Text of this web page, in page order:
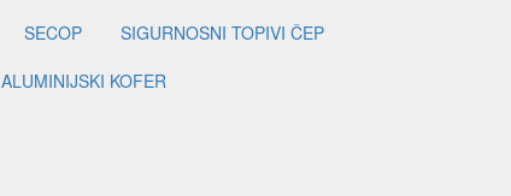
SECOP
SIGURNOSNI TOPIVI ČEP
ALUMINIJSKI KOFER